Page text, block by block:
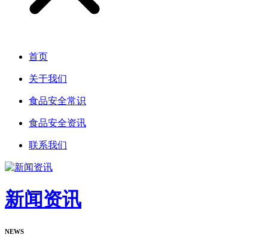
首页
关于我们
食品安全常识
食品安全资讯
联系我们
新闻资讯
NEWS